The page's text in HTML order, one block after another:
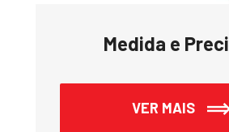
Medida e
VER MAIS